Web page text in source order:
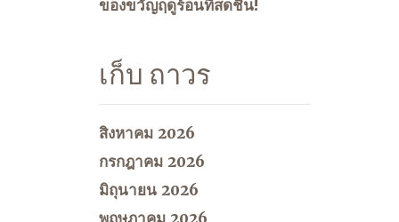
ของขวัญฤดูร้อนที่สดชื่น!
เก็บ ถาวร
สิงหาคม 2026
กรกฎาคม 2026
มิถุนายน 2026